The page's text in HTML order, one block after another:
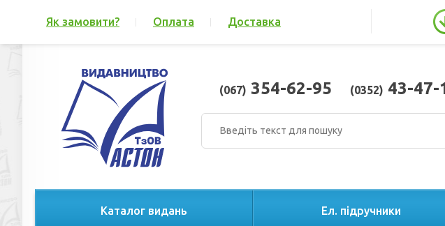
Як замовити? Оплата Доставка
(067) 354-62-95 (0352) 43-47-
Каталог видань Ел. підручники